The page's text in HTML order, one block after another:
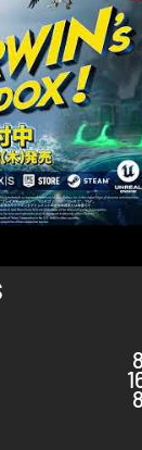
og poleret